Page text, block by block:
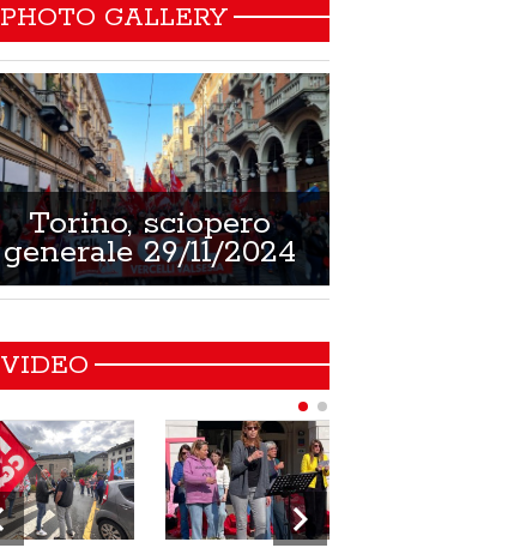
PHOTO GALLERY
Torino, sciopero
generale 29/11/2024
VIDEO